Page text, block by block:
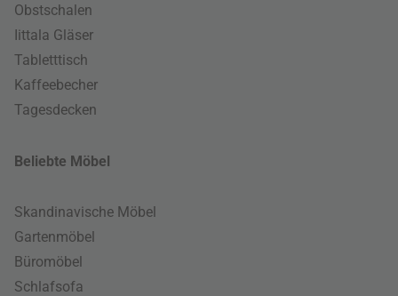
Obstschalen
Iittala Gläser
Tabletttisch
Kaffeebecher
Tagesdecken
Beliebte Möbel
Skandinavische Möbel
Gartenmöbel
Büromöbel
Schlafsofa